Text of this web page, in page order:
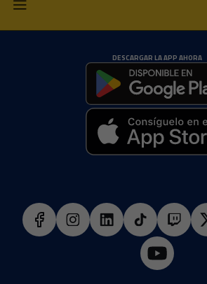
DESCARGAR LA APP AHORA